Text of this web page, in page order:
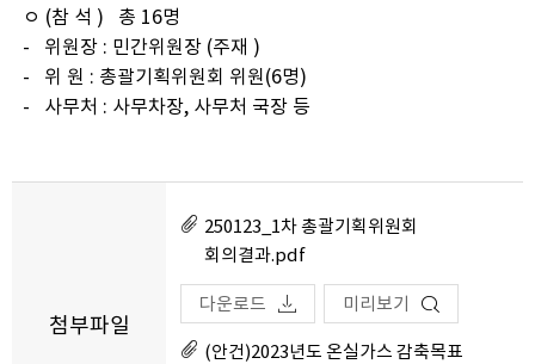
ㅇ (참 석 ) 총 16명
- 위원장 : 민간위원장 (주재 )
- 위 원 : 총괄기획위원회 위원(6명)
- 사무처 : 사무차장, 사무처 국장 등
첨부파일
250123_1차 총괄기획위원회
회의결과.pdf
다운로드 미리보기
(안건)2023년도 온실가스 감축목표